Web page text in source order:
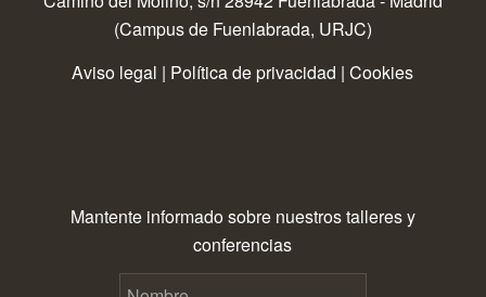
(Campus de Fuenlabrada, URJC)
Aviso legal | Política de privacidad |Cookies
Mantente informado sobre nuestros talleres y
conferencias